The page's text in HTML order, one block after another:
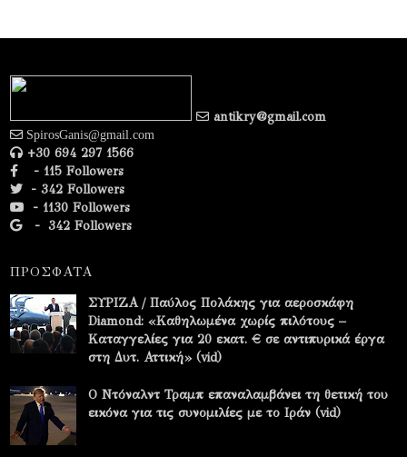
antikry@gmail.com
SpirosGanis@gmail.com
+30 694 297 1566
- 115 Followers
- 342 Followers
- 1130 Followers
- 342 Followers
ΠΡΟΣΦΑΤΑ
ΣΥΡΙΖΑ / Παύλος Πολάκης για αεροσκάφη
Diamond: «Καθηλωμένα χωρίς πιλότους –
Καταγγελίες για 20 εκατ. € σε αντιπυρικά έργα
στη Δυτ. Αττική» (vid)
Ο Ντόναλντ Τραμπ επαναλαμβάνει τη θετική του
εικόνα για τις συνομιλίες με το Ιράν (vid)